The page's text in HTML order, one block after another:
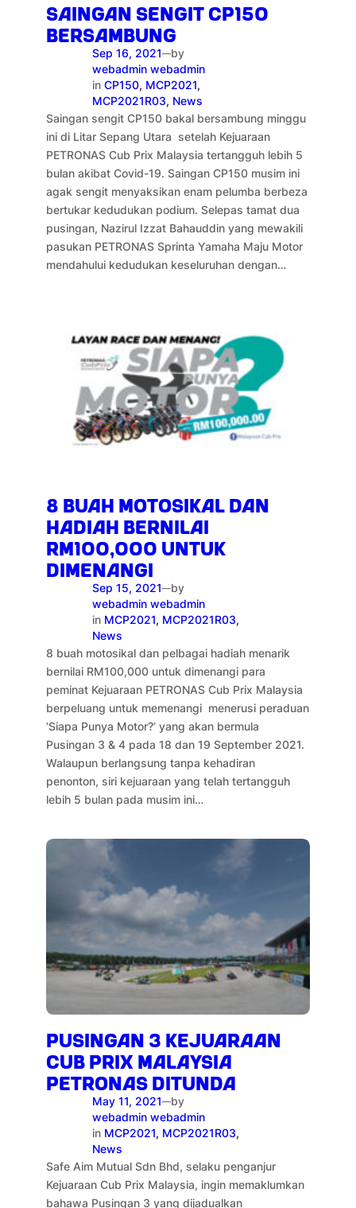
SAINGAN SENGIT CP150
BERSAMBUNG
Sep 16, 2021—by
webadmin webadmin
inCP150, MCP2021
MCP2021R03, News
Saingan sengit CP150 bakal bersambung minggu
ini di Litar Sepang Utara setelah Kejuaraan
PETRONAS Cub Prix Malaysia tertangguh lebih 5
bulan akibat Covid-19. Saingan CP150 musim ini
agak sengit menyaksikan enam pelumba berbeza
bertukar kedudukan podium. Selepas tamat dua
pusingan, Nazirul Izzat Bahauddin yang mewakili
pasukan PETRONAS Sprinta Yamaha Maju Motor
mendahului kedudukan keseluruhan dengan…
8 BUAH MOTOSIKAL DAN
HADIAH BERNILAI
RM100,000 UNTUK
DIMENANGI
Sep 15, 2021—by
webadmin webadmin
in MCP2021, MCP2021R03
News
8 buah motosikal dan pelbagai hadiah menarik
bernilai RM100,000 untuk dimenangi para
peminat Kejuaraan PETRONAS Cub Prix Malaysia
berpeluang untuk memenangi menerusi peraduan
’Siapa Punya Motor?’ yang akan bermula
Pusingan 3 & 4 pada 18 dan 19 September 2021.
Walaupun berlangsung tanpa kehadiran
penonton, siri kejuaraan yang telah tertangguh
lebih 5 bulan pada musim ini…
PUSINGAN 3 KEJUARAAN
CUB PRIX MALAYSIA
PETRONAS DITUNDA
May 11, 2021—by
webadmin webadmin
in MCP2021, MCP2021R03
News
Safe Aim Mutual Sdn Bhd, selaku penganjur
Kejuaraan Cub Prix Malaysia, ingin memaklumkan
bahawa Pusingan 3 yang dijadualkan